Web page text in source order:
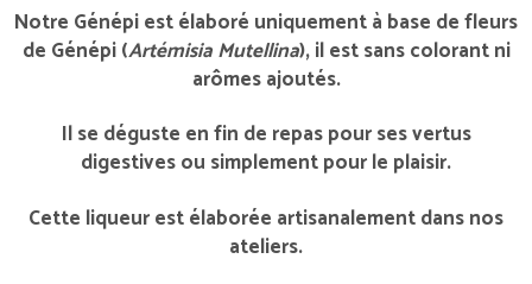
Notre Génépi est élaboré uniquement à base de fleurs
de Génépi (Artémisia Mutellina), il est sans colorant ni
arômes ajoutés.
Il se déguste en fin de repas pour ses vertus
digestives ou simplement pour le plaisir.
Cette liqueur est élaborée artisanalement dans nos
ateliers.